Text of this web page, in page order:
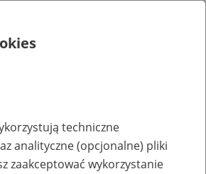
techniczne
analityczne (opcjonalne) pliki
zaakceptować wykorzystanie